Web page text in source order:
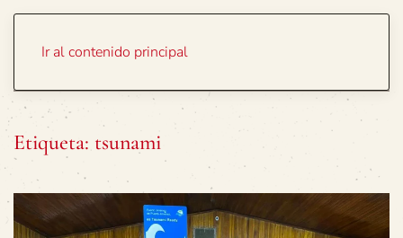
Ir al contenido principal
Etiqueta: tsunami